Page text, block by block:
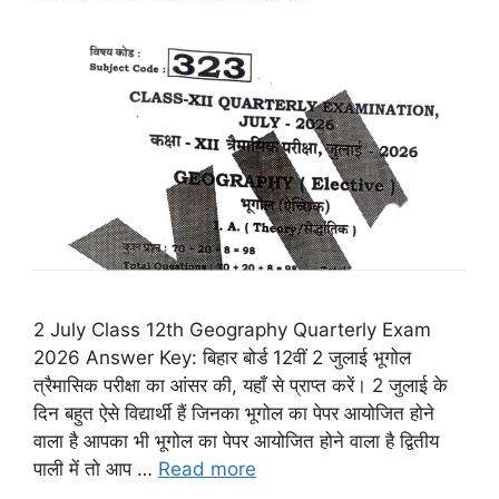
2 July Class 12th Geography Quarterly Exam
2026 Answer Key: बिहार बोर्ड 12वीं 2 जुलाई भूगोल
त्रैमासिक परीक्षा का आंसर की, यहाँ से प्राप्त करें। 2 जुलाई के
दिन बहुत ऐसे विद्यार्थी हैं जिनका भूगोल का पेपर आयोजित होने
वाला है आपका भी भूगोल का पेपर आयोजित होने वाला है द्वितीय
पाली में तो आप … Read more